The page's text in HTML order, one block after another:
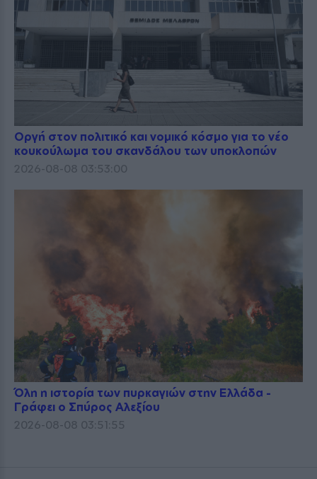
Οργή στον πολιτικό και νομικό κόσμο για το νέο
κουκούλωμα του σκανδάλου των υποκλοπών
2026-08-08 03:53:00
Όλη η ιστορία των πυρκαγιών στην Ελλάδα -
Γράφει ο Σπύρος Αλεξίου
2026-08-08 03:51:55